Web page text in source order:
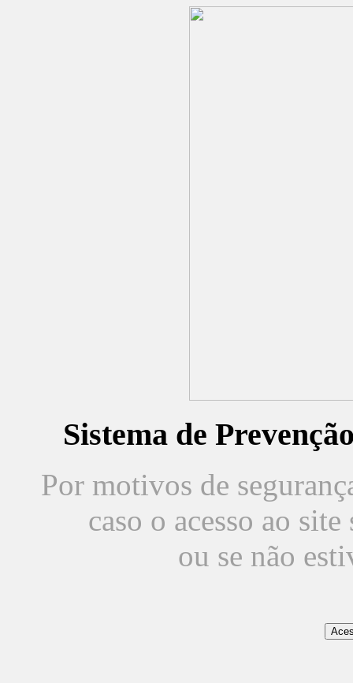
Sistema de
Por motivos de
caso o acesso ao
ou se não